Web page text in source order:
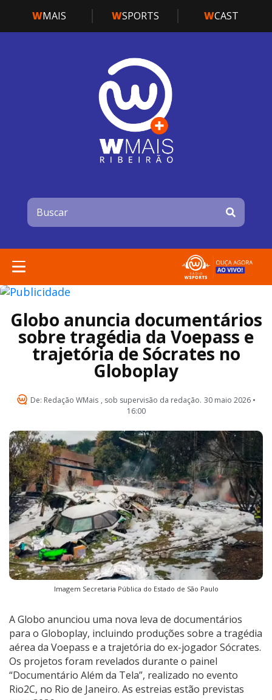
WMAIS WSPORTS WCAST
Globo anuncia documentários
sobre tragédia da Voepass e
trajetória de Sócrates no
Globoplay
De: Redação WMais , sob supervisão da redação. 30 maio 2026 •
16:00
Imagem Secretaria Pública do Estado de São Paulo
A Globo anunciou uma nova leva de documentários
para o Globoplay, incluindo produções sobre a tragédia
aérea da Voepass e a trajetória do ex-jogador Sócrates.
Os projetos foram revelados durante o painel
“Documentário Além da Tela”, realizado no evento
Rio2C, no Rio de Janeiro. As estreias estão previstas